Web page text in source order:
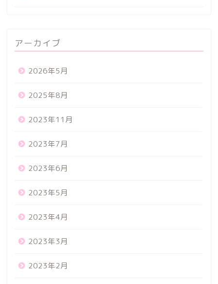
アーカイブ
2026年5月
2025年8月
2023年11月
2023年7月
2023年6月
2023年5月
2023年4月
2023年3月
2023年2月